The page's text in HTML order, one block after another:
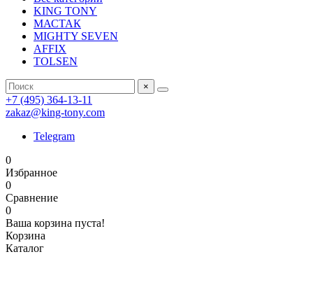
KING TONY
МАСТАК
MIGHTY SEVEN
AFFIX
TOLSEN
×
+7 (495) 364-13-11
zakaz@king-tony.com
Telegram
0
Избранное
0
Сравнение
0
Ваша корзина пуста!
Корзина
Каталог